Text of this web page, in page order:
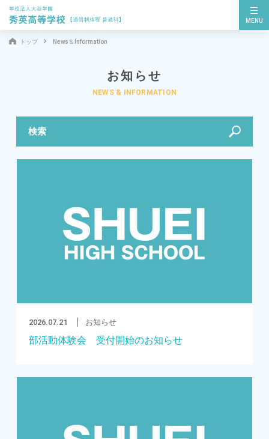
MENU
トップ News＆Information
お知らせ
NEWS & INFORMATION
検索
2026.07.21 お知らせ
部活動体験会 受付開始のお知らせ